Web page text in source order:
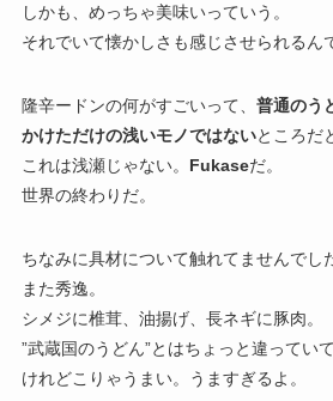
しかも、めっちゃ美味いっていう。
それでいて懐かしさも感じさせられるん
隆辛ードンの何がすごいって、 普通のう
かけただけの浅いモノではないところだ
これは浅瀬じゃない。 Fukaseだ。
世界の終わりだ。
ちなみに具材について触れてませんでし
また秀逸。
シメジに椎茸、油揚げ、長ネギに豚肉。
”武蔵国のうどん”とはちょっと違ってい
けれどこりゃうまい。うますぎるよ。